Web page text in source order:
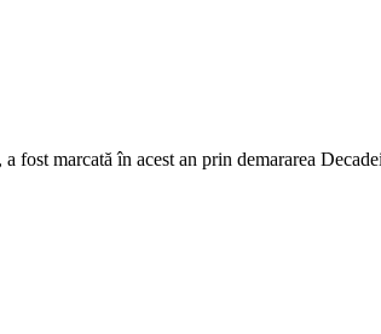
fost marcată în acest an prin demararea